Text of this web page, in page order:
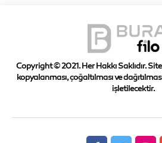
Copyright © 2021. Her Hakkı Saklıdır.
kopyalanması, çoğaltılması ve
işletilecektir.